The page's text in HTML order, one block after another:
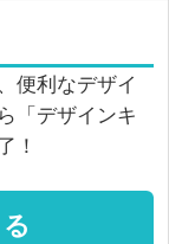
便利なデザイ
「デザインキ
！